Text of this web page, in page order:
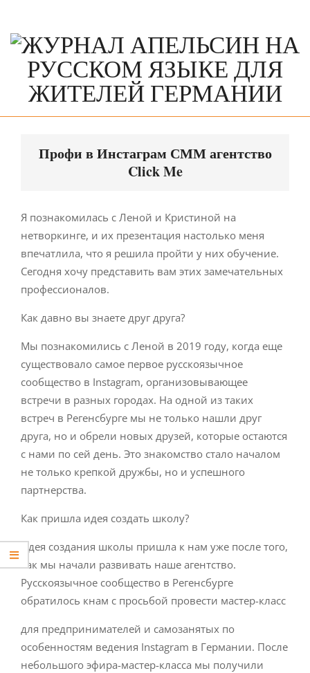
content
MenuПрофи в Инстаграм СММ агентство
Click Me
Я познакомилась с Леной и Кристиной на
нетворкинге, и их презентация настолько меня
впечатлила, что я решила пройти у них обучение.
Сегодня хочу представить вам этих замечательных
профессионалов.
Как давно вы знаете друг друга?
Мы познакомились с Леной в 2019 году, когда еще
существовало самое первое русскоязычное
сообщество в Instagram, организовывающее
встречи в разных городах. На одной из таких
встреч в Регенсбурге мы не только нашли друг
друга, но и обрели новых друзей, которые остаются
с нами по сей день. Это знакомство стало началом
не только крепкой дружбы, но и успешного
партнерства.
Как пришла идея создать школу?
Идея создания школы пришла к нам уже после того,
как мы начали развивать наше агентство.
Русскоязычное сообщество в Регенсбурге
обратилось кнам с просьбой провести мастер-класс
для предпринимателей и самозанятых по
особенностям ведения Instagram в Германии. После
небольшого эфира-мастер-класса мы получили